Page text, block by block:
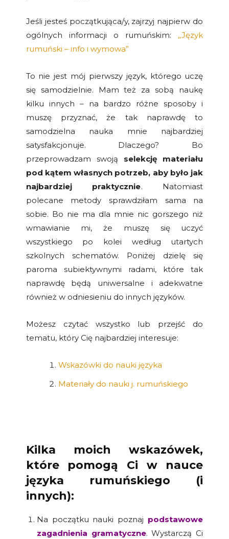
Jeśli jesteś początkująca/y, zajrzyj najpierw do
ogólnych informacji o rumuńskim: „Język
rumuński – info i wymowa”
To nie jest mój pierwszy język, którego uczę
się samodzielnie. Mam też za sobą naukę
kilku innych – na bardzo różne sposoby i
muszę przyznać, że tak naprawdę to
samodzielna nauka mnie najbardziej
satysfakcjonuje. Dlaczego? Bo
przeprowadzam swoją selekcję materiału
pod kątem własnych potrzeb, aby było jak
najbardziej praktycznie. Natomiast
polecane metody sprawdziłam sama na
sobie. Bo nie ma dla mnie nic gorszego niż
wmawianie mi, że muszę się uczyć
wszystkiego po kolei według utartych
szkolnych schematów. Poniżej dzielę się
paroma subiektywnymi radami, które tak
naprawdę będą uniwersalne i adekwatne
również w odniesieniu do innych języków.
Możesz czytać wszystko lub przejść do
tematu, który Cię najbardziej interesuje:
Wskazówki do nauki języka
Materiały do nauki j. rumuńskiego
Kilka moich wskazówek,
które pomogą Ci w nauce
języka rumuńskiego (i
innych):
Na początku nauki poznaj podstawowe
zagadnienia gramatyczne. Wystarczą Ci